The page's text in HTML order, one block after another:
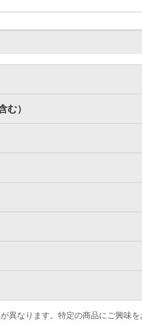
む）
異なります。特定の商品にご興味